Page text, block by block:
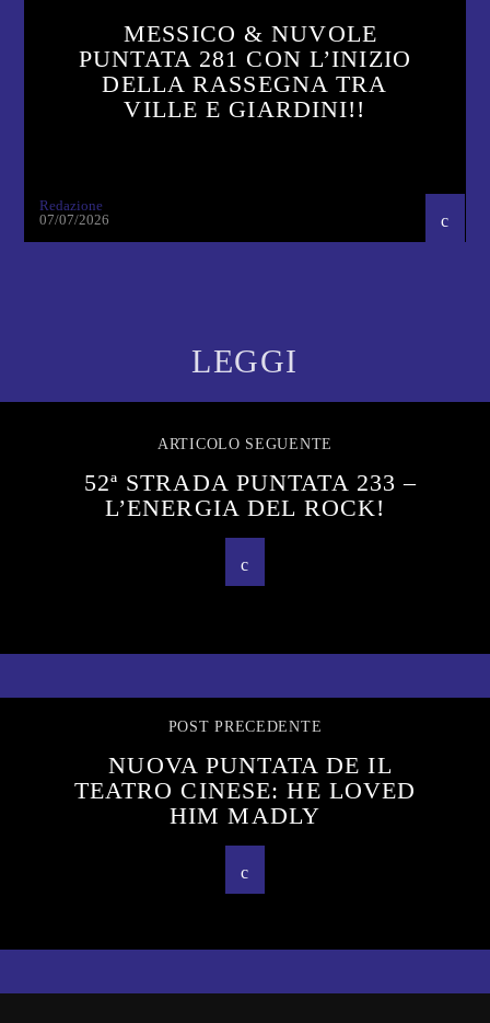
MESSICO & NUVOLE
PUNTATA 281 CON L’INIZIO
DELLA RASSEGNA TRA
VILLE E GIARDINI!!
Redazione
07/07/2026
LEGGI
ARTICOLO SEGUENTE
52ª STRADA PUNTATA 233 –
L’ENERGIA DEL ROCK!
POST PRECEDENTE
NUOVA PUNTATA DE IL
TEATRO CINESE: HE LOVED
HIM MADLY